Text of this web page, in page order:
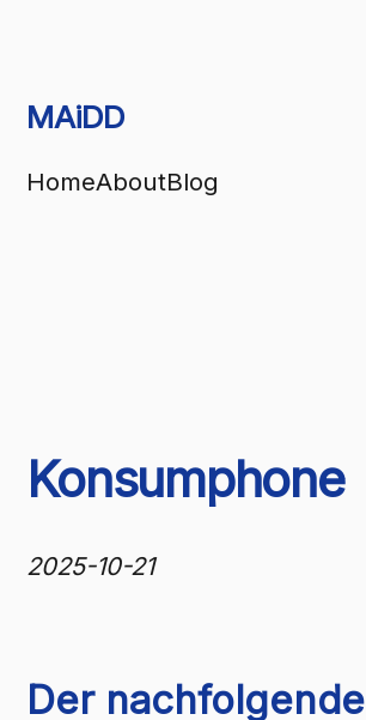
MAiDD
HomeAboutBlog
Konsumphone
2025-10-21
Der nachfolgende